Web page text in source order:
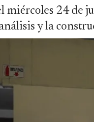
miércoles 24 de
y la